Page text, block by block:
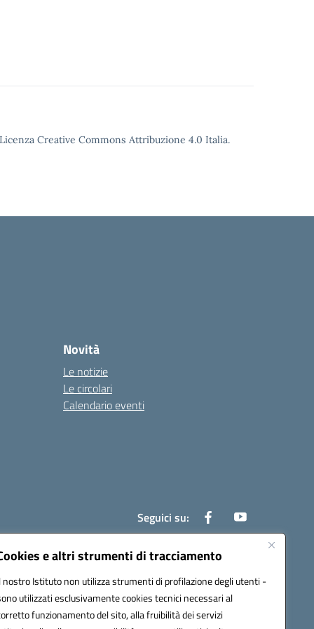
e altri strumenti di tracciamento
nostro Istituto non utilizza strumenti di profilazione degli utenti -
utilizzati esclusivamente cookies tecnici necessari al
funzionamento del sito, alla fruibilità dei servizi
Creative Commons Attribuzione 4.0 Italia.
Novità
Le notizie
Le circolari
Calendario eventi
Seguici su: